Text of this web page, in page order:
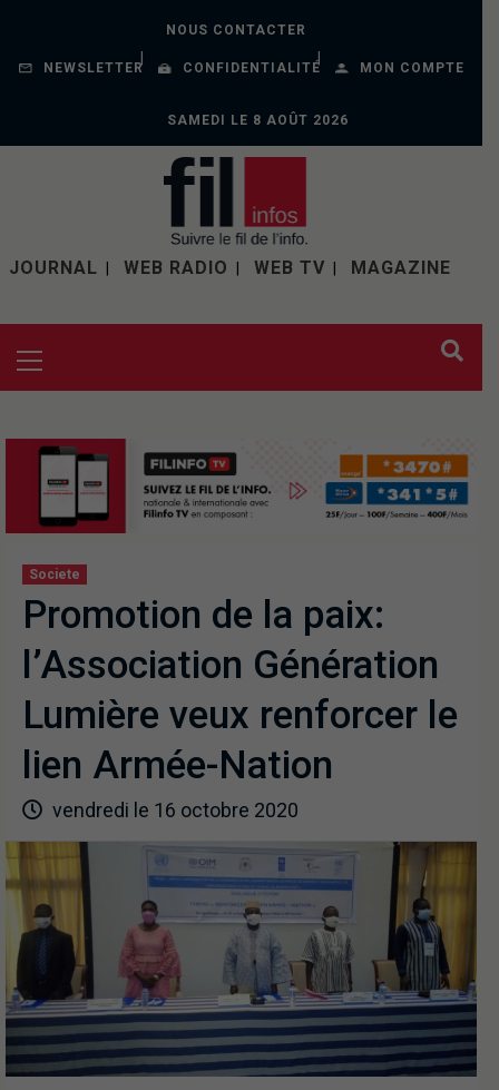
NOUS CONTACTER
NEWSLETTER CONFIDENTIALITÉ MON COMPTE
SAMEDI LE 8 AOÛT 2026
JOURNAL WEB RADIO WEB TV MAGAZINE
Societe
Promotion de la paix:
l’Association Génération
Lumière veux renforcer le
lien Armée-Nation
vendredi le 16 octobre 2020